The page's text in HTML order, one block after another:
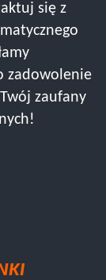
się z
zadowolenie
zaufany